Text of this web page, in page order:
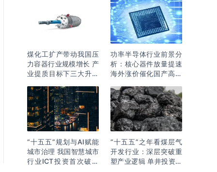
煤化工扩产带动我国压
力容器行业规模增长 产
业提质目标下三大升级
功率半导体行业前景分
析：核心器件放量提速
海外涨价催化国产高端
“十五五”规划与AI赋能
城市治理 我国智慧城市
行业ICT投资首次破万
“十五五”之年看煤层气
开发行业：深层突破重
塑产业逻辑 单井投资成